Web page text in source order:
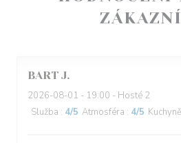
BART J
2026-08-01 - 19:00 - Hosté 2
Služba : 4/5 Atmosféra : 4/5 Kuchyně